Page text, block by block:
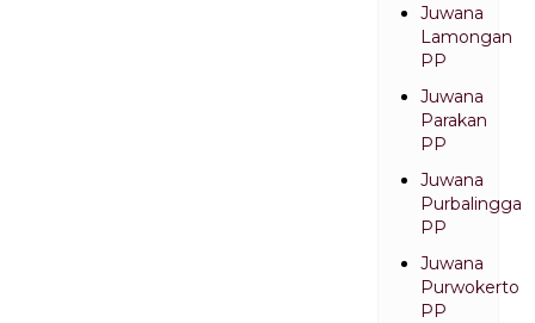
Juwana
Lamongan
PP
Juwana
Parakan
PP
Juwana
Purbalingga
PP
Juwana
Purwokerto
PP